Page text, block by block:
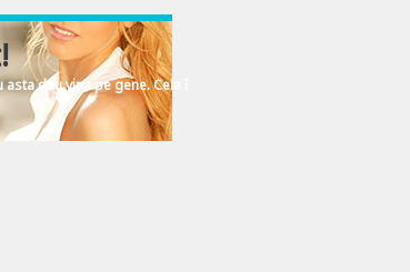
cu pofta, te las cu trailerul de prezentare. Poate iti faci
dau vina pe gene. Cele înscrise în ADN-ul femeiesc.